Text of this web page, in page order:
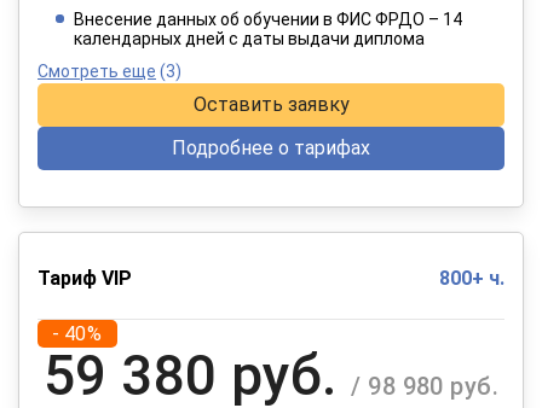
При оплате в рассрочку на 12 месяцев
Внесение данных об обучении в ФИС ФРДО – 14
календарных дней с даты выдачи диплома
Смотреть еще (3)
Оставить заявку
Подробнее о тарифах
Тариф VIP 800+ ч.
- 40%
59 380 руб. / 98 980 руб.